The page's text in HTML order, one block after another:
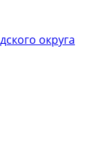
округа